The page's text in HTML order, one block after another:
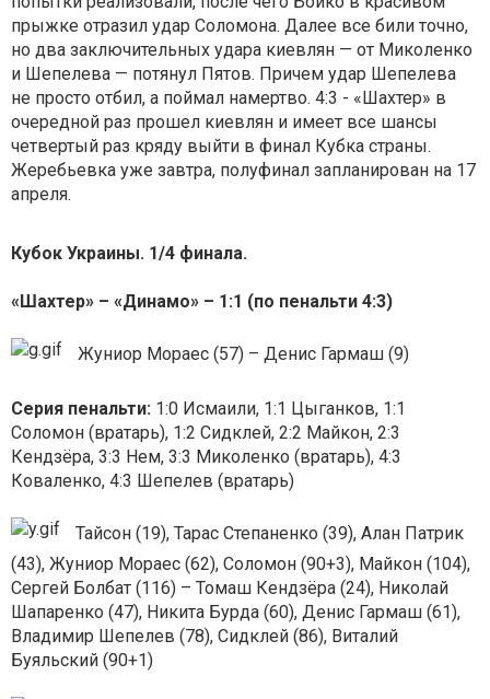
прыжке отразил удар Соломона. Далее все били точно,
но два заключительных удара киевлян — от Миколенко
и Шепелева — потянул Пятов. Причем удар Шепелева
не просто отбил, а поймал намертво. 4:3 - «Шахтер» в
очередной раз прошел киевлян и имеет все шансы
четвертый раз кряду выйти в финал Кубка страны.
Жеребьевка уже завтра, полуфинал запланирован на 17
апреля.
Кубок Украины. 1/4 финала.
«Шахтер» – «Динамо» – 1:1 (по пенальти 4:3)
Жуниор Мораес (57) – Денис Гармаш (9)
Серия пенальти: 1:0 Исмаили, 1:1 Цыганков, 1:1
Соломон (вратарь), 1:2 Сидклей, 2:2 Майкон, 2:3
Кендзёра, 3:3 Нем, 3:3 Миколенко (вратарь), 4:3
Коваленко, 4:3 Шепелев (вратарь)
Тайсон (19), Тарас Степаненко (39), Алан Патрик
(43), Жуниор Мораес (62), Соломон (90+3), Майкон (104),
Сергей Болбат (116) – Томаш Кендзёра (24), Николай
Шапаренко (47), Никита Бурда (60), Денис Гармаш (61),
Владимир Шепелев (78), Сидклей (86), Виталий
Буяльский (90+1)